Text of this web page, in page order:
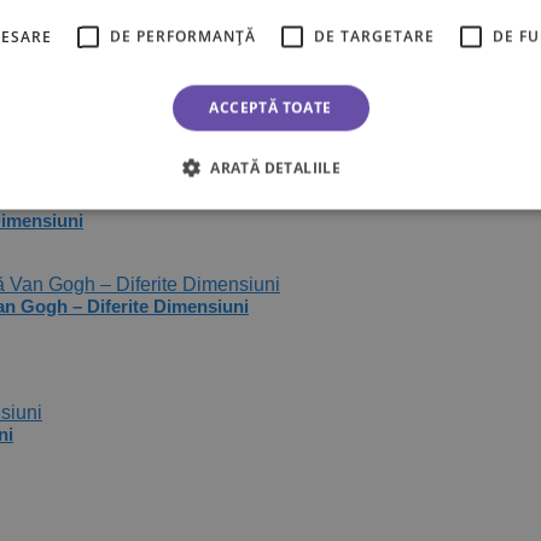
Dimensiuni
Gogh – Diferite Dimensiuni
DE PERFORMANȚĂ DE TARGETARE DE
ACCEPTĂ TOATE
ARATĂ DETALIILE